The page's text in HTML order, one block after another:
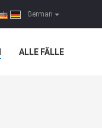
German
|
ALLE FÄLLE